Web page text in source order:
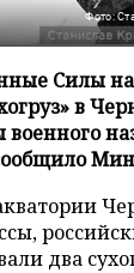
Фото:
Силы
в
два